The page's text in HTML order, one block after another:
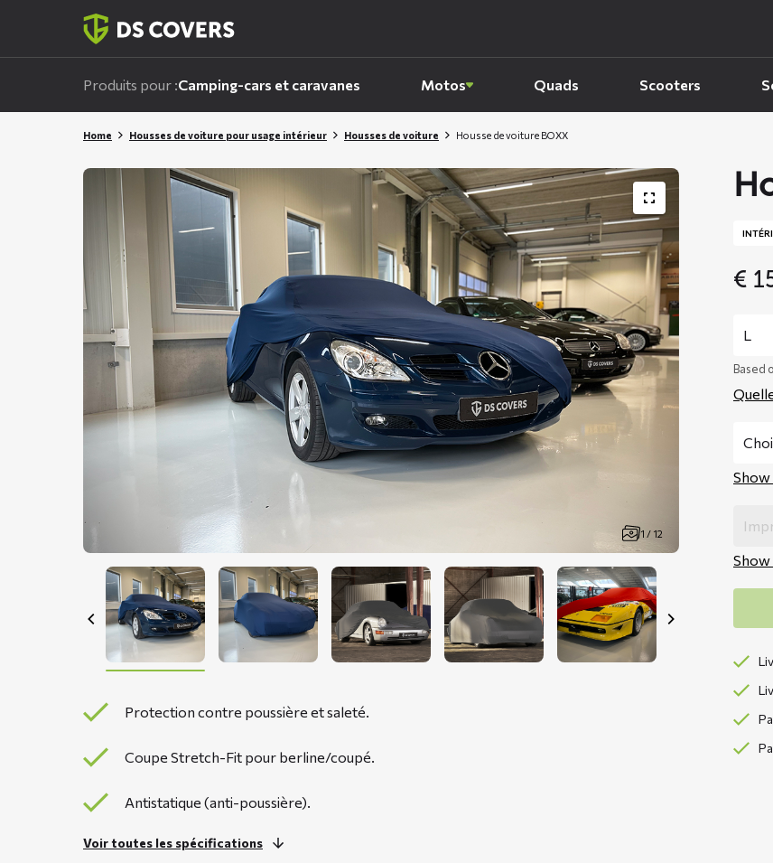
Produits pour :Camping-cars et caravanes Motos Quads Scooters
Home Housses de voiture pour usage intérieur Housses de voiture Housse de voiture BOXX
1 / 12
Protection contre poussière et saleté.
Coupe Stretch-Fit pour berline/coupé.
Antistatique (anti-poussière).
Voir toutes les spécifications
€
Based
Show
Show